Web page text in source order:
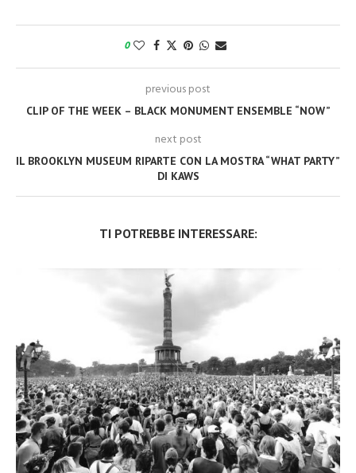
0
previous post
CLIP OF THE WEEK – BLACK MONUMENT ENSEMBLE “NOW”
next post
IL BROOKLYN MUSEUM RIPARTE CON LA MOSTRA “WHAT PARTY”
DI KAWS
TI POTREBBE INTERESSARE: